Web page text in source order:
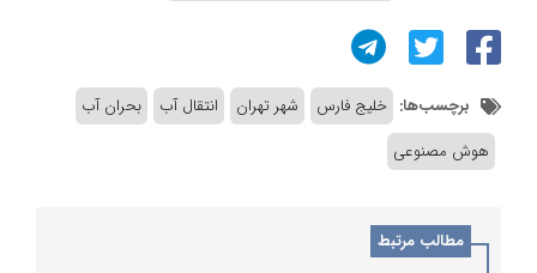
برچسب‌ها: خلیج فارس شهر تهران انتقال آب
بحران آب
هوش مصنوعی
مطالب مرتبط